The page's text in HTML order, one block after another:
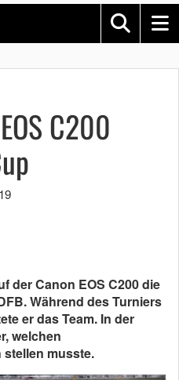
C200
der Canon EOS C200 die
Während des Turniers
er das Team. In der
welchen
musste.